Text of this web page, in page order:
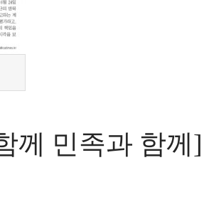
께 민족과 함께]